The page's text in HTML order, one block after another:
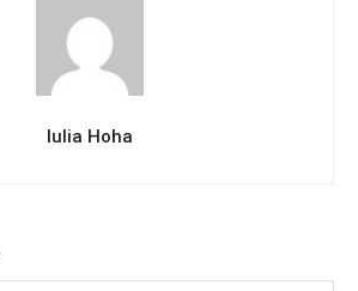
Iulia Hoha